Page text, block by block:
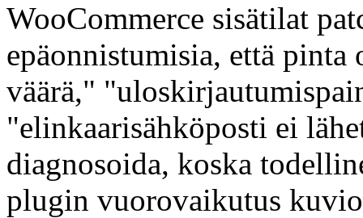
WooCommerce sisätilat
epäonnistumisia, että
väärä,"
"elinkaarisähköposti ei
diagnosoida, koska
plugin vuorovaikutus